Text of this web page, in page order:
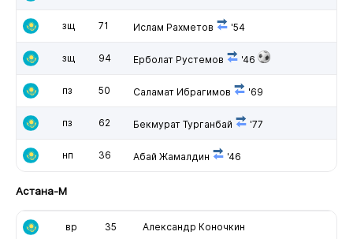
зщ 71 Ислам Рахметов '54
зщ 94 Ерболат Рустемов '46
пз 50 Саламат Ибрагимов '69
пз 62 Бекмурат Турганбай '77
нп 36 Абай Жамалдин '46
Астана-М
вр 35 Александр Коночкин